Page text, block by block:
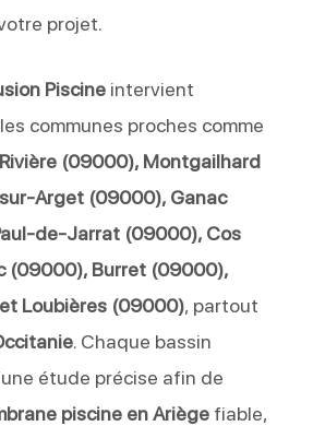
projet.
Piscineintervient
communes proches comme
(09000), Montgailhard
Arget (09000), Ganac
de-Jarrat (09000), Cos
(09000), Burret (09000),
Loubières (09000), partout
. Chaque bassin
étude précise afin de
piscine en Ariègefiable,